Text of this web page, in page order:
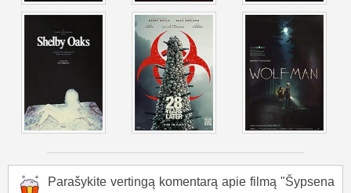
Parašykite vertingą komentarą apie filmą "Šypsena